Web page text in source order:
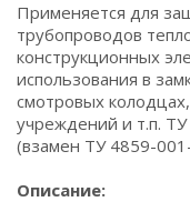
Применяется для
трубопроводов
конструкционных
использования в
смотровых
учреждений и т.п.
(взамен ТУ 4859-
Описание: